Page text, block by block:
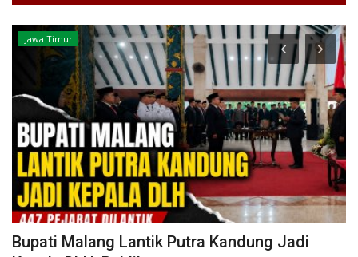
Jawa Timur
Bupati Malang Lantik Putra Kandung Jadi